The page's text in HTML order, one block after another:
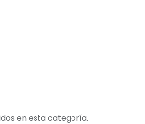
en esta categoría.